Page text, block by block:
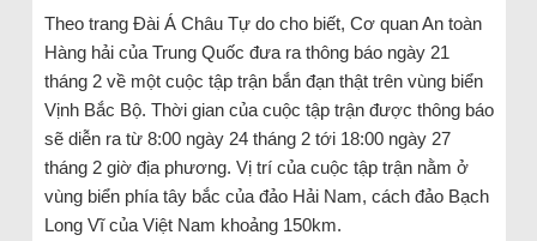
Theo trang Đài Á Châu Tự do cho biết, Cơ quan An toàn
Hàng hải của Trung Quốc đưa ra thông báo ngày 21
tháng 2 về một cuộc tập trận bắn đạn thật trên vùng biển
Vịnh Bắc Bộ. Thời gian của cuộc tập trận được thông báo
sẽ diễn ra từ 8:00 ngày 24 tháng 2 tới 18:00 ngày 27
tháng 2 giờ địa phương. Vị trí của cuộc tập trận nằm ở
vùng biển phía tây bắc của đảo Hải Nam, cách đảo Bạch
Long Vĩ của Việt Nam khoảng 150km.